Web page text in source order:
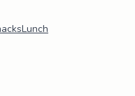
Lunch